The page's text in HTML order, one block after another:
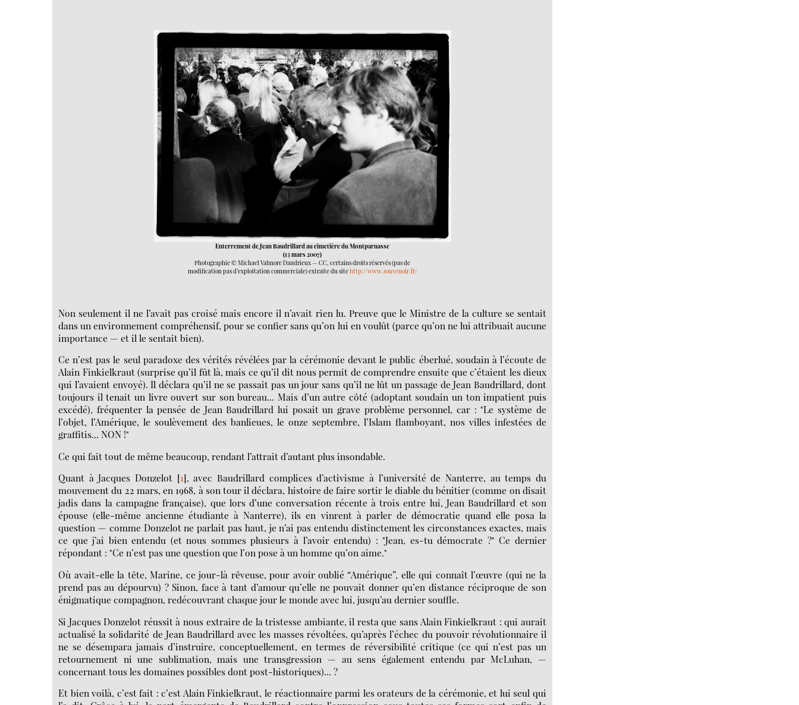
Enterrement de Jean Baudrillard au cimetière du Montparnasse
(13 mars 2007)
Photographie © Michael Valmore Dandrieux — CC, certains droits réservés (pas de
modification pas d’exploitation commerciale) extraite du sitehttp://www.souvenoir.fr/
Non seulement il ne l’avait pas croisé mais encore il n’avait rien lu. Preuve que le Ministre de la culture se sentait
dans un environnement compréhensif, pour se confier sans qu’on lui en voulût (parce qu’on ne lui attribuait aucune
importance — et il le sentait bien).
Ce n’est pas le seul paradoxe des vérités révélées par la cérémonie devant le public éberlué, soudain à l’écoute de
Alain Finkielkraut (surprise qu’il fût là, mais ce qu’il dit nous permit de comprendre ensuite que c’étaient les dieux
qui l’avaient envoyé). Il déclara qu’il ne se passait pas un jour sans qu’il ne lût un passage de Jean Baudrillard, dont
toujours il tenait un livre ouvert sur son bureau... Mais d’un autre côté (adoptant soudain un ton impatient puis
excédé), fréquenter la pensée de Jean Baudrillard lui posait un grave problème personnel, car : "Le système de
l’objet, l’Amérique, le soulèvement des banlieues, le onze septembre, l’Islam flamboyant, nos villes infestées de
graffitis... NON !"
Ce qui fait tout de même beaucoup, rendant l’attrait d’autant plus insondable.
Quant à Jacques Donzelot [1], avec Baudrillard complices d’activisme à l’université de Nanterre, au temps du
mouvement du 22 mars, en 1968, à son tour il déclara, histoire de faire sortir le diable du bénitier (comme on disait
jadis dans la campagne française), que lors d’une conversation récente à trois entre lui, Jean Baudrillard et son
épouse (elle-même ancienne étudiante à Nanterre), ils en vinrent à parler de démocratie quand elle posa la
question — comme Donzelot ne parlait pas haut, je n’ai pas entendu distinctement les circonstances exactes, mais
ce que j’ai bien entendu (et nous sommes plusieurs à l’avoir entendu) : "Jean, es-tu démocrate ?" Ce dernier
répondant : "Ce n’est pas une question que l’on pose à un homme qu’on aime."
Où avait-elle la tête, Marine, ce jour-là rêveuse, pour avoir oublié “Amérique”, elle qui connaît l’œuvre (qui ne la
prend pas au dépourvu) ? Sinon, face à tant d’amour qu’elle ne pouvait donner qu’en distance réciproque de son
énigmatique compagnon, redécouvrant chaque jour le monde avec lui, jusqu’au dernier souffle.
Si Jacques Donzelot réussit à nous extraire de la tristesse ambiante, il resta que sans Alain Finkielkraut : qui aurait
actualisé la solidarité de Jean Baudrillard avec les masses révoltées, qu’après l’échec du pouvoir révolutionnaire il
ne se désempara jamais d’instruire, conceptuellement, en termes de réversibilité critique (ce qui n’est pas un
retournement ni une sublimation, mais une transgression — au sens également entendu par McLuhan, —
concernant tous les domaines possibles dont post-historiques)... ?
Et bien voilà, c’est fait : c’est Alain Finkielkraut, le réactionnaire parmi les orateurs de la cérémonie, et lui seul qui